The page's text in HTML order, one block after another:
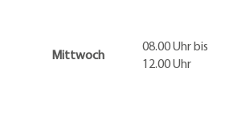
Mittwoch
08.00 Uhr bis
12.00 Uhr